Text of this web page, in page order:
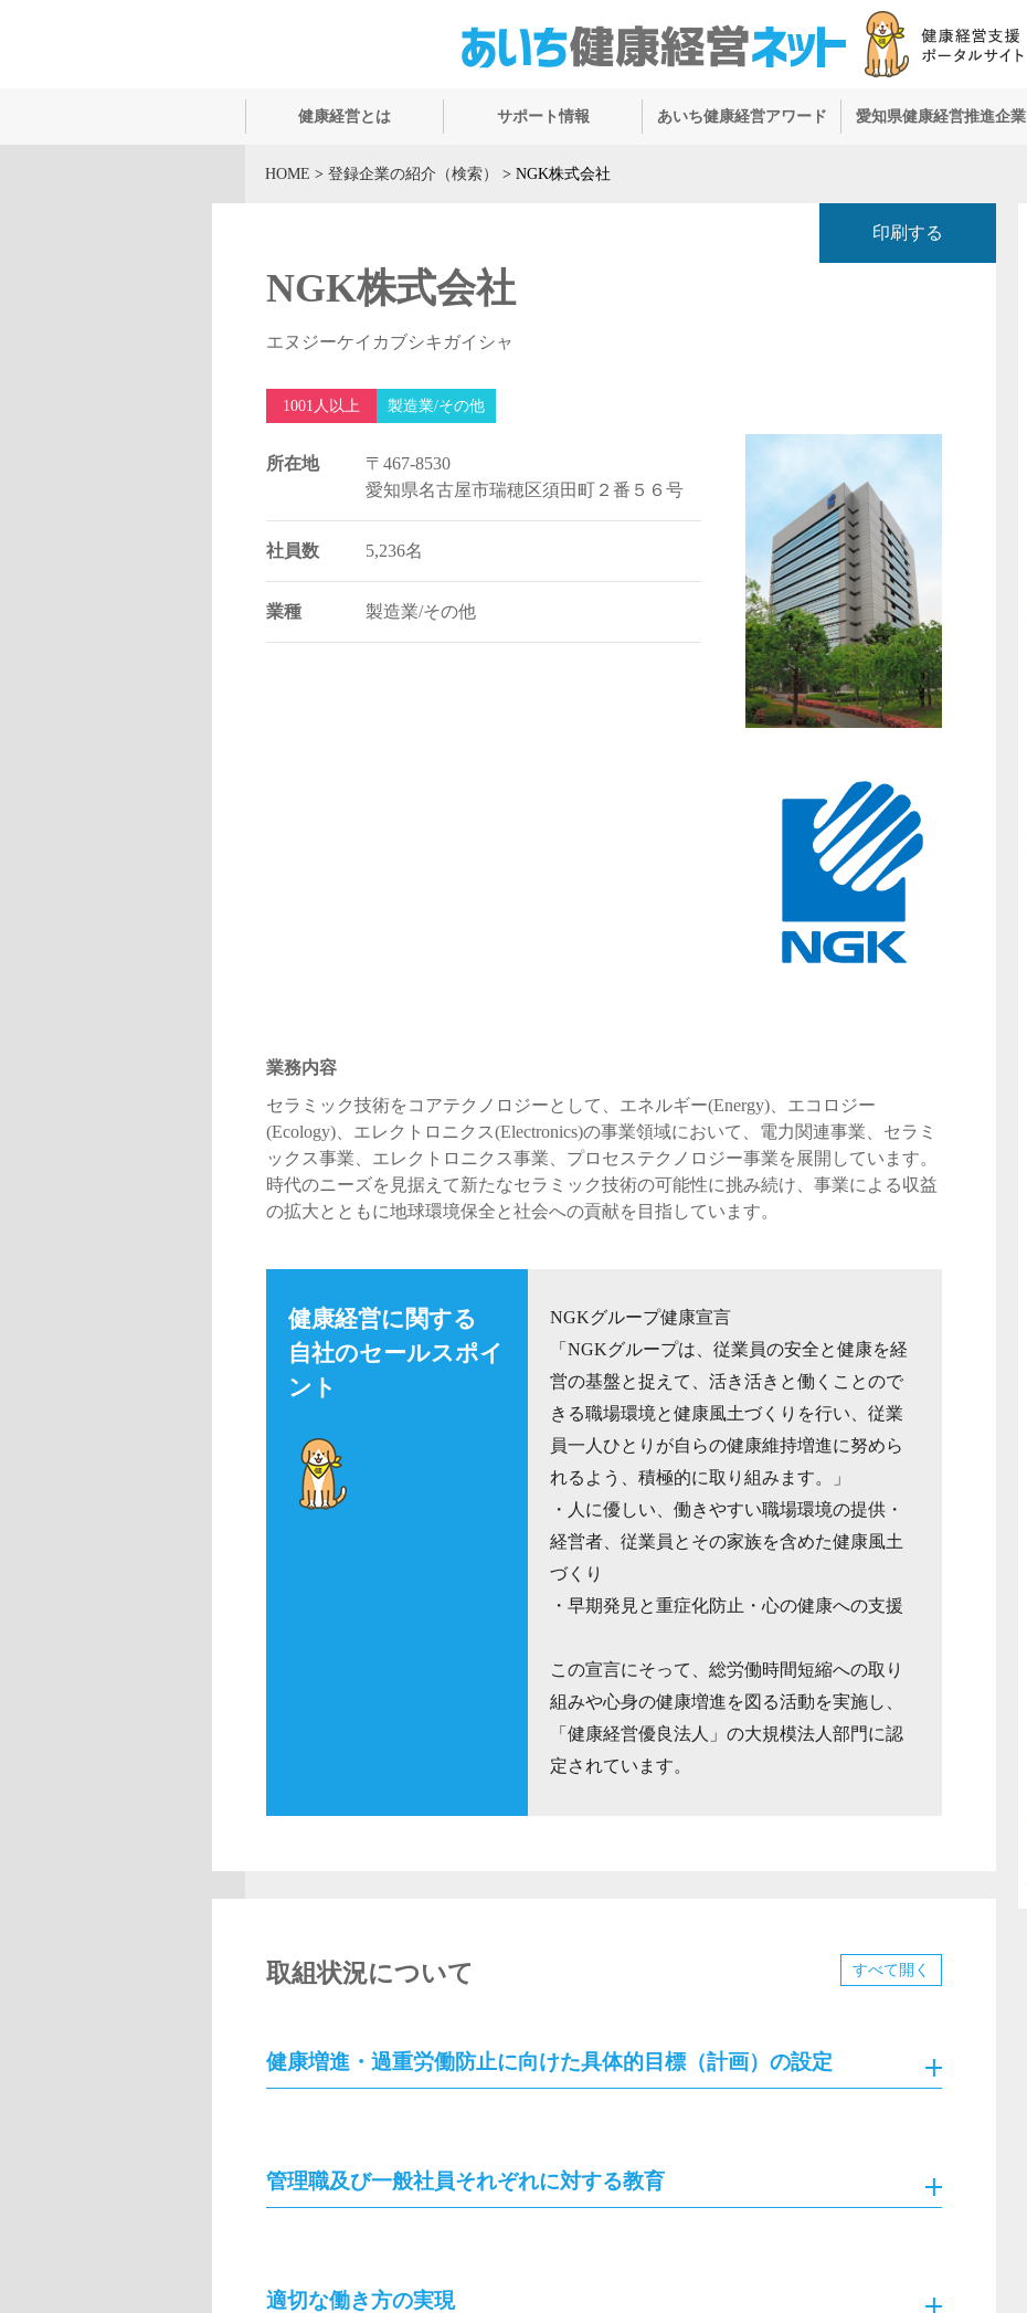
健康経営とは サポート情報 あいち健康経営アワード 愛知県健康経営推進企業
HOME > 登録企業の紹介（検索） > NGK株式会社
印刷する
NGK株式会社
エヌジーケイカブシキガイシャ
1001人以上 製造業/その他
所在地
〒467-8530
愛知県名古屋市瑞穂区須田町２番５６号
社員数 5,236名
業種 製造業/その他
業務内容
セラミック技術をコアテクノロジーとして、エネルギー(Energy)、エコロジー
(Ecology)、エレクトロニクス(Electronics)の事業領域において、電力関連事業、セラミ
ックス事業、エレクトロニクス事業、プロセステクノロジー事業を展開しています。
時代のニーズを見据えて新たなセラミック技術の可能性に挑み続け、事業による収益
の拡大とともに地球環境保全と社会への貢献を目指しています。
健康経営に関する
自社のセールスポイ
ント
NGKグループ健康宣言
「NGKグループは、従業員の安全と健康を経
営の基盤と捉えて、活き活きと働くことので
きる職場環境と健康風土づくりを行い、従業
員一人ひとりが自らの健康維持増進に努めら
れるよう、積極的に取り組みます。」
・人に優しい、働きやすい職場環境の提供・
経営者、従業員とその家族を含めた健康風土
づくり
・早期発見と重症化防止・心の健康への支援
この宣言にそって、総労働時間短縮への取り
組みや心身の健康増進を図る活動を実施し、
「健康経営優良法人」の大規模法人部門に認
定されています。
すべて開く
取組状況について
健康増進・過重労働防止に向けた具体的目標（計画）の設定
管理職及び一般社員それぞれに対する教育
適切な働き方の実現